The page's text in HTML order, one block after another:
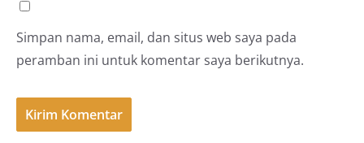
Simpan nama, email, dan situs web saya pada
peramban ini untuk komentar saya berikutnya.